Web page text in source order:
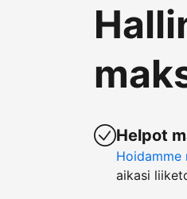
Helpot
Hoidamme
aikasi